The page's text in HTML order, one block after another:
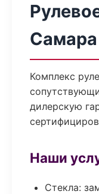
Самара
Комплекс
дилерскую
Наши
Стекла: